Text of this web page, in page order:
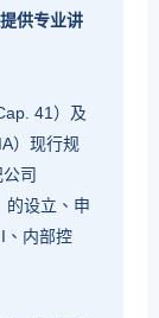
供专业讲
41）及
）现行规
司
的设立、申
、内部控